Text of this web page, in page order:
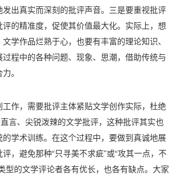
出真实而深刻的批评声音。三是要重视批评
的精准度，促使其价值最大化。实际上，想
学作品烂熟于心，也要有丰富的理论知识、
程中的各种问题、现象、思潮，借助传统与
。
作，需要批评主体紧贴文学创作实际，杜绝
言、尖锐泼辣的文学批评，这种批评其实也
学术训练。在这个过程中，要做到真诚地展
，避免那种“只寻美不求疵”或“攻其一点，不
型的文学评论者各有优长，也各有缺点。大家